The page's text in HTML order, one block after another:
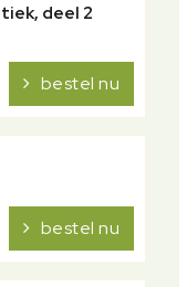
deel 2
bestel nu
bestel nu